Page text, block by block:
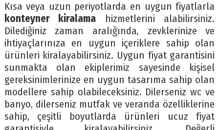
Kısa veya uzun periyotlarda en uygun fiyatlarla
konteyner kiralama hizmetlerini alabilirsiniz.
Dilediğiniz zaman aralığında, zevklerinize ve
ihtiyaçlarınıza en uygun içeriklere sahip olan
ürünleri kiralayabilirsiniz. Uygun fiyat garantisini
sunmakta olan ekiplerimiz sayesinde kişisel
gereksinimlerinize en uygun tasarıma sahip olan
modellere sahip olabileceksiniz. Dilerseniz wc ve
banyo, dilerseniz mutfak ve veranda özelliklerine
sahip, çeşitli boyutlarda ürünleri ucuz fiyat